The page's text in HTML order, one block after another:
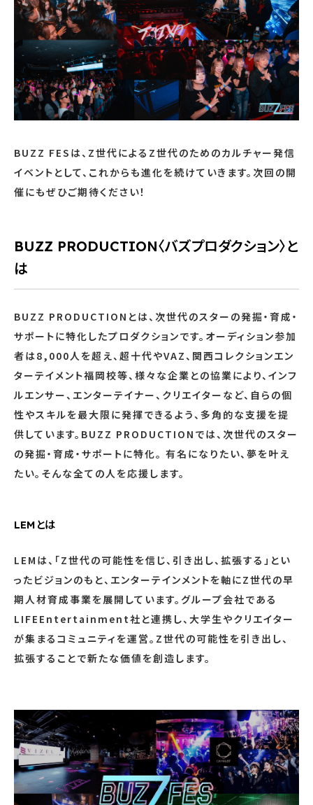
BUZZ FESは、Z世代によるZ世代のためのカルチャー発信
イベントとして、これからも進化を続けていきます。次回の開
催にもぜひご期待ください！
BUZZ PRODUCTION〈バズプロダクション〉と
は
BUZZ PRODUCTIONとは、次世代のスターの発掘・育成・
サポートに特化したプロダクションです。オーディション参加
者は8,000人を超え、超十代やVAZ、関西コレクションエン
ターテイメント福岡校等、様々な企業との協業により、インフ
ルエンサー、エンターテイナー、クリエイターなど、自らの個
性やスキルを最大限に発揮できるよう、多角的な支援を提
供しています。BUZZ PRODUCTIONでは、次世代のスター
の発掘・育成・サポートに特化。 有名になりたい、夢を叶え
たい。そんな全ての人を応援します。
LEMとは
LEMは、「Z世代の可能性を信じ、引き出し、拡張する」とい
ったビジョンのもと、エンターテインメントを軸にZ世代の早
期人材育成事業を展開しています。グループ会社である
LIFEEntertainment社と連携し、大学生やクリエイター
が集まるコミュニティを運営。Z世代の可能性を引き出し、
拡張することで新たな価値を創造します。